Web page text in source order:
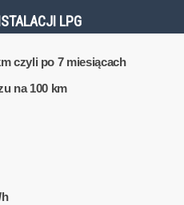
LPG
czyli po 7 miesiącach
na 100 km